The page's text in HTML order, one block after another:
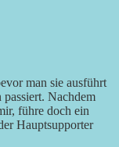
man sie ausführt
passiert. Nachdem
führe doch ein
Hauptsupporter